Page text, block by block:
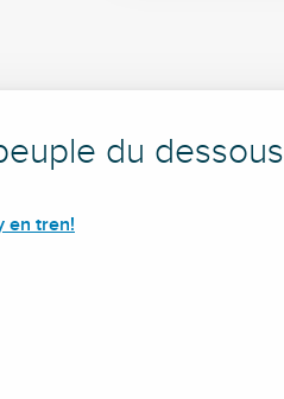
du dessous
en tren!